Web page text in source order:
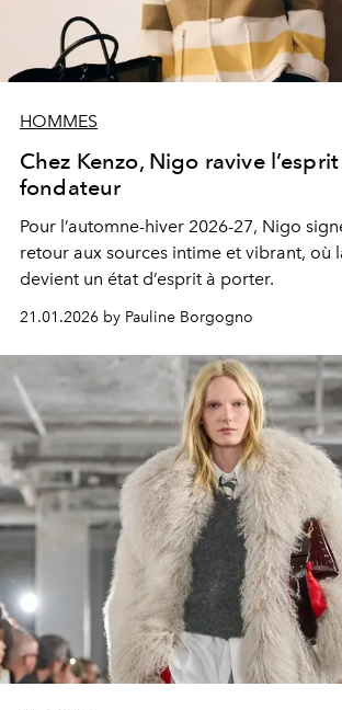
HOMMES
Chez Kenzo, Nigo ravive
fondateur
Pour l’automne-hiver 2026-27, Nigo
retour aux sources intime et vibrant, où
devient un état d’esprit à porter.
21.01.2026 by Pauline Borgogno